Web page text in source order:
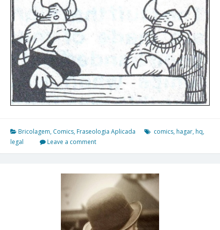
Bricolagem, Comics, Fraseologia Aplicada comics, hagar, hq,
legal
Leave a comment